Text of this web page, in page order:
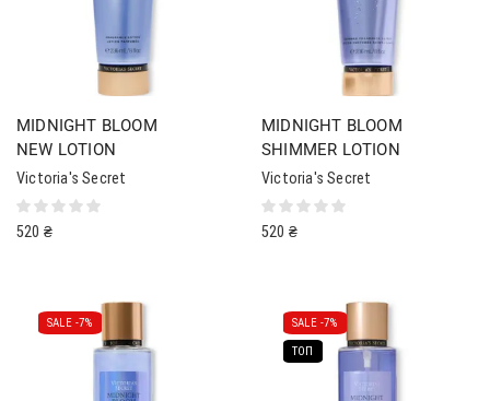
MIDNIGHT BLOOM
NEW LOTION
Victoria's Secret
520 ₴
MIDNIGHT BLOOM
SHIMMER LOTION
Victoria's Secret
520 ₴
SALE -7% SALE -7%
ТОП